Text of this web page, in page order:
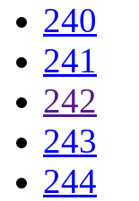
240
241
242
243
244